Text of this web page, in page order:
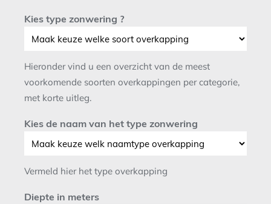
Kies type zonwering ?
Hieronder vind u een overzicht van de meest
voorkomende soorten overkappingen per categorie,
met korte uitleg.
Kies de naam van het type zonwering
Vermeld hier het type overkapping
Diepte in meters